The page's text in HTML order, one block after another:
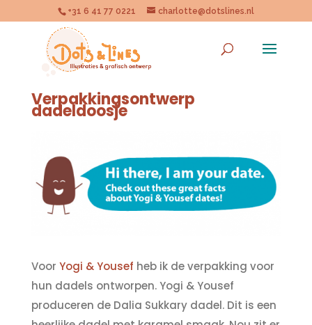
+31 6 41 77 0221 charlotte@dotslines.nl
Verpakkingsontwerp
dadeldoosje
Voor Yogi & Yousef heb ik de verpakking voor
hun dadels ontworpen. Yogi & Yousef
produceren de Dalia Sukkary dadel. Dit is een